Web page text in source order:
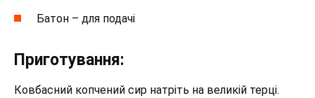
Батон – для подачі
Приготування:
Ковбасний копчений сир натріть на великій терці.